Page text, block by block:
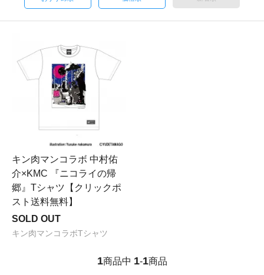
キン肉マンコラボ 中村佑
介×KMC 『ニコライの帰
郷』Tシャツ【クリックポ
スト送料無料】
SOLD OUT
キン肉マンコラボTシャツ
1商品中 1-1商品